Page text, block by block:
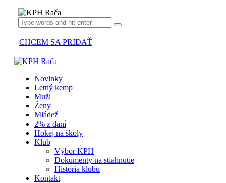
CHCEM SA PRIDAŤ
Novinky
Letný kemp
Muži
Ženy
Mládež
2% z daní
Hokej na školy
Klub
Výbor KPH
Dokumenty na stiahnutie
História klubu
Kontakt